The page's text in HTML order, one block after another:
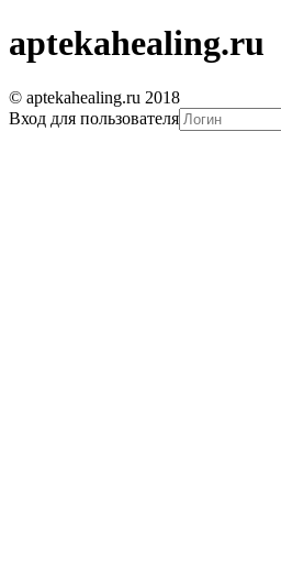
aptekahealing.ru
© aptekahealing.ru 2018
Вход для пользователя